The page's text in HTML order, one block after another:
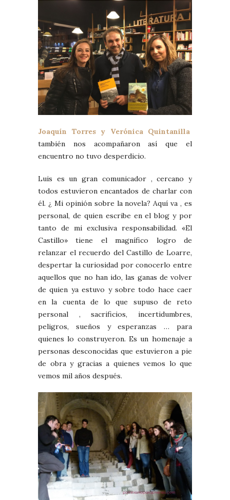
Joaquín Torres y Verónica Quintanilla
también nos acompañaron así que el
encuentro no tuvo desperdicio.
Luis es un gran comunicador , cercano y
todos estuvieron encantados de charlar con
él. ¿ Mi opinión sobre la novela? Aquí va , es
personal, de quien escribe en el blog y por
tanto de mi exclusiva responsabilidad. «El
Castillo» tiene el magnífico logro de
relanzar el recuerdo del Castillo de Loarre,
despertar la curiosidad por conocerlo entre
aquellos que no han ido, las ganas de volver
de quien ya estuvo y sobre todo hace caer
en la cuenta de lo que supuso de reto
personal , sacrificios, incertidumbres,
peligros, sueños y esperanzas … para
quienes lo construyeron. Es un homenaje a
personas desconocidas que estuvieron a pie
de obra y gracias a quienes vemos lo que
vemos mil años después.